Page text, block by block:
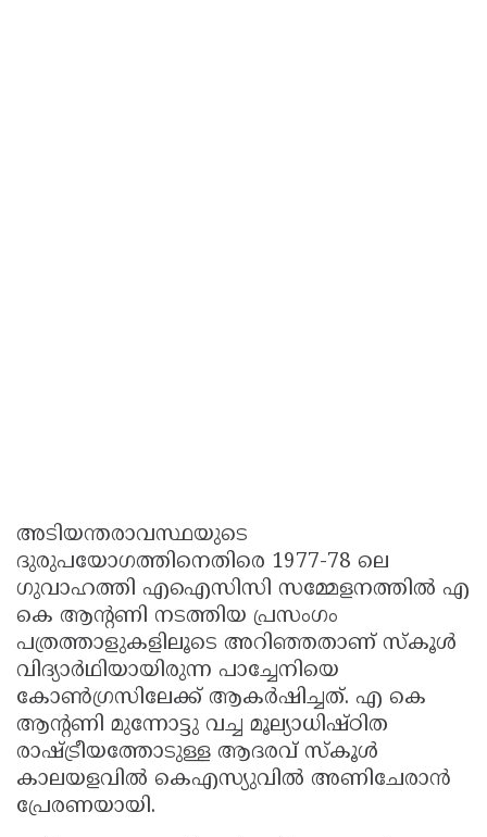
അടിയന്തരാവസ്ഥയുടെ
ദുരുപയോഗത്തിനെതിരെ 1977-78 ലെ
ഗുവാഹത്തി എഐസിസി സമ്മേളനത്തില്‍ എ
കെ ആന്റണി നടത്തിയ പ്രസംഗം
പത്രത്താളുകളിലൂടെ അറിഞ്ഞതാണ് സ്‌കൂള്‍
വിദ്യാര്‍ഥിയായിരുന്ന പാച്ചേനിയെ
കോണ്‍ഗ്രസിലേക്ക് ആകര്‍ഷിച്ചത്. എ കെ
ആന്റണി മുന്നോട്ടു വച്ച മൂല്യാധിഷ്ഠിത
രാഷ്ട്രീയത്തോടുള്ള ആദരവ് സ്‌കൂള്‍
കാലയളവില്‍ കെഎസ്യുവില്‍ അണിചേരാന്‍
പ്രേരണയായി.